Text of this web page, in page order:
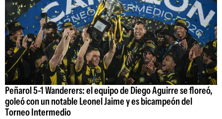
Peñarol 5-1 Wanderers: el equipo de Diego Aguirre se floreó,
goleó con un notable Leonel Jaime y es bicampeón del
Torneo Intermedio